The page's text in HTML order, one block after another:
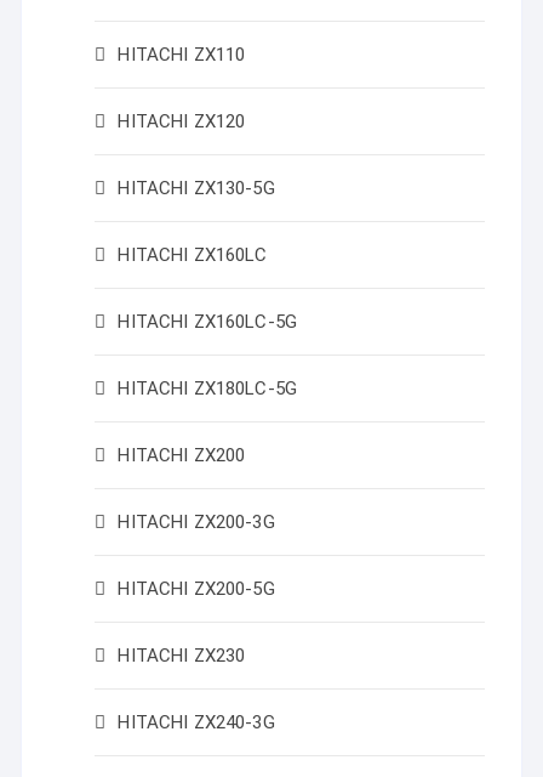
HITACHI ZX110
HITACHI ZX120
HITACHI ZX130-5G
HITACHI ZX160LC
HITACHI ZX160LC-5G
HITACHI ZX180LC-5G
HITACHI ZX200
HITACHI ZX200-3G
HITACHI ZX200-5G
HITACHI ZX230
HITACHI ZX240-3G